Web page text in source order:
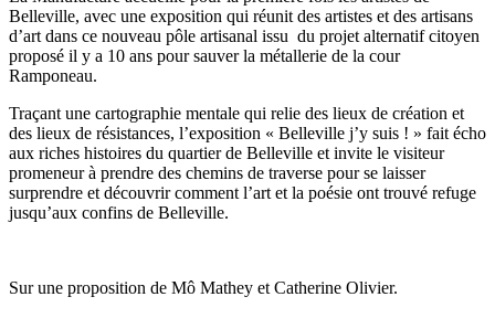
Belleville, avec une exposition qui réunit des artistes et des artisans
d’art dans ce nouveau pôle artisanal issu du projet alternatif citoyen
proposé il y a 10 ans pour sauver la métallerie de la cour
Ramponeau.
Traçant une cartographie mentale qui relie des lieux de création et
des lieux de résistances, l’exposition « Belleville j’y suis ! » fait écho
aux riches histoires du quartier de Belleville et invite le visiteur
promeneur à prendre des chemins de traverse pour se laisser
surprendre et découvrir comment l’art et la poésie ont trouvé refuge
jusqu’aux confins de Belleville.
Sur une proposition de Mô Mathey et Catherine Olivier.